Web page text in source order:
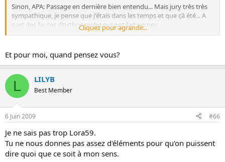
Sinon, APA: Passage en dernière bien entendu... Mais jury très très
sympathique, je pense que j'étais dans les temps et que çà été... A
part des fautes d'orthographe qui ont fait un peu
&quot;tâche&quot;... Mais comme je disais, à force de faire des
d'orthographe c'est nul!!! Bref.. C'est fini! lol
Cliquez pour agrandir...
Et pour moi, quand pensez vous?
L LILYB
Best Member
6 Juin 2009 #66
Je ne sais pas trop Lora59.
Tu ne nous donnes pas assez d'éléments pour qu'on puissent
dire quoi que ce soit à mon sens.